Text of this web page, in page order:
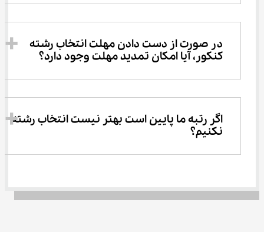
در صورت از دست دادن مهلت انتخاب رشته
کنکور، آیا امکان تمدید مهلت وجود دارد؟
اگر رتبه ما پایین است بهتر نیست انتخاب رشته
نکنیم؟